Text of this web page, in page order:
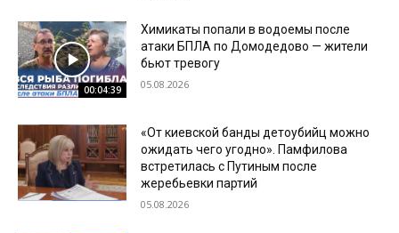
00:04:39
Химикаты попали в водоемы после
атаки БПЛА по Домодедово — жители
бьют тревогу
05.08.2026
«От киевской банды детоубийц можно
ожидать чего угодно». Памфилова
встретилась с Путиным после
жеребьевки партий
05.08.2026